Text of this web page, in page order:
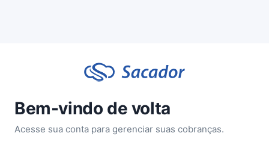
Bem-vindo de volta
Acesse sua conta para gerenciar suas cobranças.